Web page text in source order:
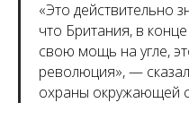
«Это действительно
что Британия, в
свою мощь на угле,
революция», —
охраны окружающей